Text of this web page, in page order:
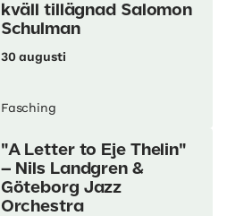
kväll tillägnad Salomon
Schulman
30 augusti
Fasching
"A Letter to Eje Thelin"
– Nils Landgren &
Göteborg Jazz
Orchestra